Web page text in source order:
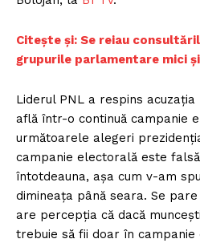
Citește și: Se reiau
grupurile parlamentare mici
Liderul PNL a respins acuzația
află într-o continuă campanie
următoarele alegeri
campanie electorală este
întotdeauna, așa cum v-am
dimineața până seara. Se
are percepția că dacă
trebuie să fii doar în campanie